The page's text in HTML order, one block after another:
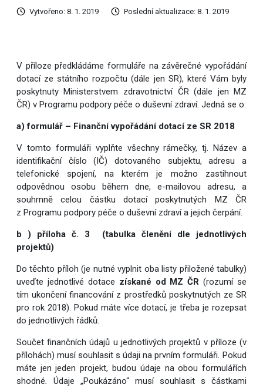
Vytvořeno: 8. 1. 2019 Poslední aktualizace: 8. 1. 2019
V příloze předkládáme formuláře na závěrečné vypořádání
dotací ze státního rozpočtu (dále jen SR), které Vám byly
poskytnuty Ministerstvem zdravotnictví ČR (dále jen MZ
ČR) v Programu podpory péče o duševní zdraví. Jedná se o:
a) formulář – Finanční vypořádání dotací ze SR 2018
V tomto formuláři vyplňte všechny rámečky, tj. Název a
identifikační číslo (IČ) dotovaného subjektu, adresu a
telefonické spojení, na kterém je možno zastihnout
odpovědnou osobu během dne, e-mailovou adresu, a
souhrnně celou částku dotací poskytnutých MZ ČR
z Programu podpory péče o duševní zdraví a jejich čerpání.
b ) příloha č. 3 (tabulka členění dle jednotlivých
projektů)
Do těchto příloh (je nutné vyplnit oba listy přiložené tabulky)
uveďte jednotlivé dotace získané od MZ ČR (rozumí se
tím ukončení financování z prostředků poskytnutých ze SR
pro rok 2018). Pokud máte více dotací, je třeba je rozepsat
do jednotlivých řádků.
Součet finančních údajů u jednotlivých projektů v příloze (v
přílohách) musí souhlasit s údaji na prvním formuláři.Pokud
máte jen jeden projekt, budou údaje na obou formulářích
shodné.
Údaje „Poukázáno“ musí souhlasit s částkami